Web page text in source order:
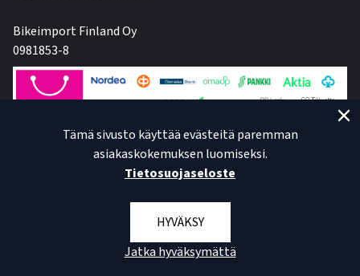
Bikeimport Finland Oy
0981853-8
Tämä sivusto käyttää evästeitä paremman
asiakaskokemuksen luomiseksi.
Tietosuojaseloste
HYVÄKSY
Jatka hyväksymättä